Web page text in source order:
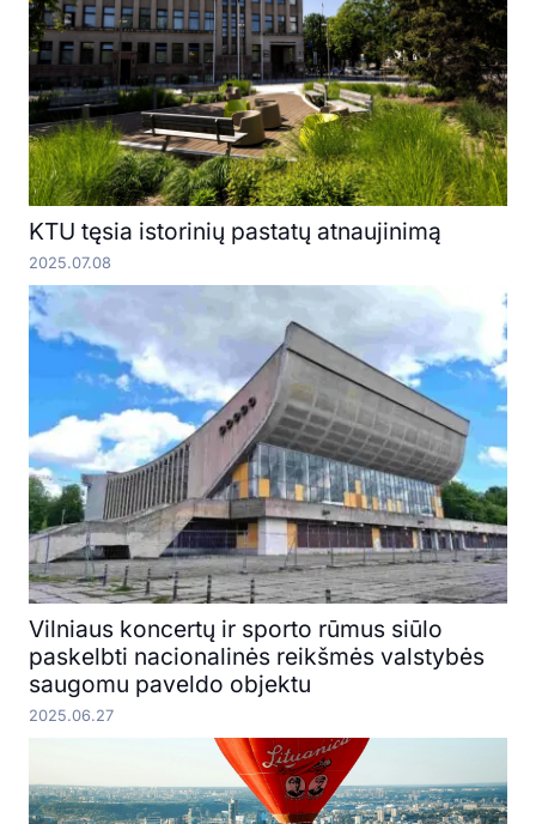
KTU tęsia istorinių pastatų atnaujinimą
2025.07.08
Vilniaus koncertų ir sporto rūmus siūlo
paskelbti nacionalinės reikšmės valstybės
saugomu paveldo objektu
2025.06.27